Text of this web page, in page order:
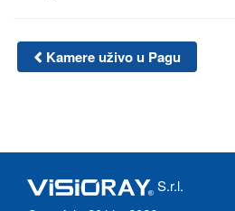
Kamere uživo u Pagu
S.r.l.